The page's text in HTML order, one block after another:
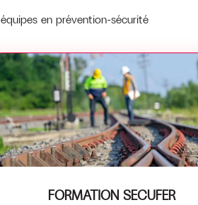
en prévention-sécurité
FORMATION SECUFER